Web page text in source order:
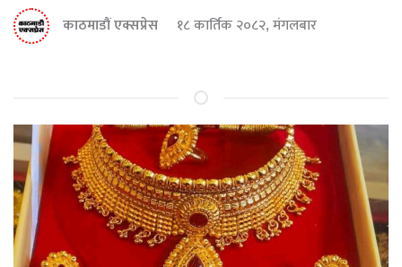
काठमाडौं एक्सप्रेस १८ कार्तिक २०८२, मंगलबार